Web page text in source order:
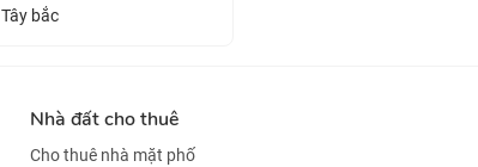
Tây bắc
Nhà đất cho thuê
Cho thuê nhà mặt phố